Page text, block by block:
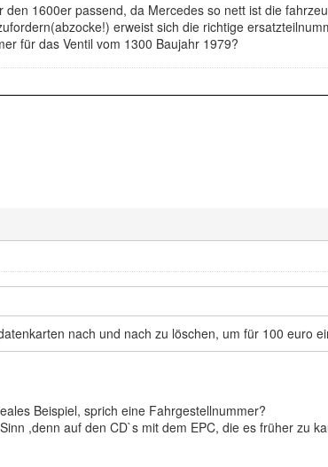
den 1600er passend, da Mercedes so nett ist die
erweist sich die richtige
für das Ventil vom 1300 Baujahr 1979?
nach und nach zu löschen, um für 100 euro
Beispiel, sprich eine Fahrgestellnummer?
,denn auf den CD`s mit dem EPC, die es früher zu